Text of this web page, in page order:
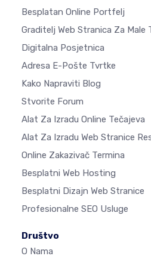
Besplatan Online Portfelj
Graditelj Web Stranica Za Male
Digitalna Posjetnica
Adresa E-Pošte Tvrtke
Kako Napraviti Blog
Stvorite Forum
Alat Za Izradu Online Tečajeva
Alat Za Izradu Web Stranice
Online Zakazivač Termina
Besplatni Web Hosting
Besplatni Dizajn Web Stranice
Profesionalne SEO Usluge
Društvo
O Nama